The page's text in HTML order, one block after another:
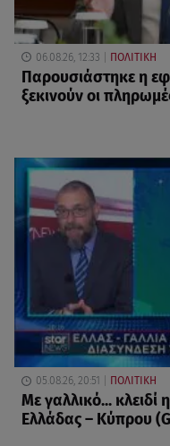
06.08.26, 12:33 ΠΟΛΙΤΙΚΗ
Παρουσιάστηκε η
ξεκινούν οι
05.08.26, 20:51 ΠΟΛΙΤΙΚΗ
Με γαλλικό... κλειδί
Ελλάδας – Κύπρου